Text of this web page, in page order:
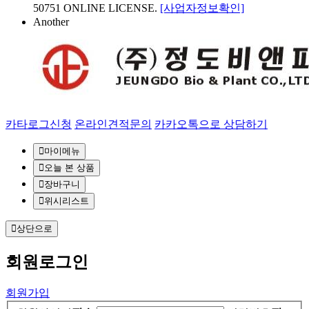
50751 ONLINE LICENSE. [사업자정보확인]
Another
카타로그신청 온라인견적문의 카카오톡으로 상담하기
마이메뉴
오늘 본 상품
장바구니
위시리스트
상단으로
회원 로그인
회원가입